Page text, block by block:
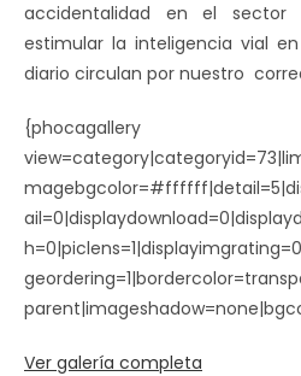
accidentalidad en el sector
estimular la inteligencia vial
diario circulan por nuestro
{phocagallery
Ver galería completa